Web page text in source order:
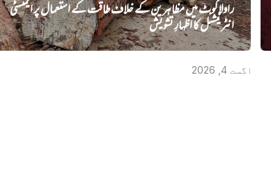
راولاکوٹ میں مظاہرین کے خلاف طاقت کے استعمال پر ایمنسٹی
انٹرنیشنل کا اظہارِ تشویش
اگست 4, 2026